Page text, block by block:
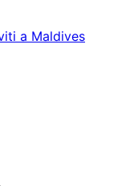
a Maldives